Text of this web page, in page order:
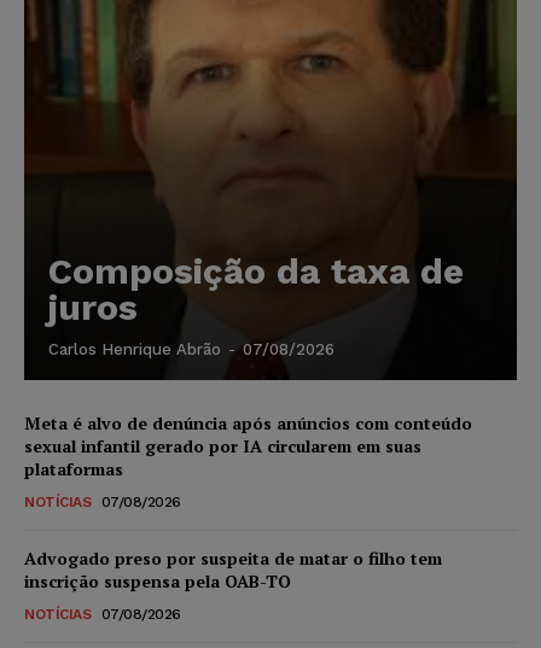
Composição da taxa de
juros
Carlos Henrique Abrão - 07/08/2026
Meta é alvo de denúncia após anúncios com conteúdo
sexual infantil gerado por IA circularem em suas
plataformas
NOTÍCIAS 07/08/2026
Advogado preso por suspeita de matar o filho tem
inscrição suspensa pela OAB-TO
NOTÍCIAS 07/08/2026